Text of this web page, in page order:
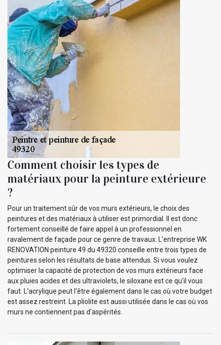
Comment choisir les types de
matériaux pour la peinture extérieure
?
Pour un traitement sûr de vos murs extérieurs, le choix des
peintures et des matériaux à utiliser est primordial. Il est donc
fortement conseillé de faire appel à un professionnel en
ravalement de façade pour ce genre de travaux. L'entreprise WK
RENOVATION peinture 49 du 49320 conseille entre trois types de
peintures selon les résultats de base attendus. Si vous voulez
optimiser la capacité de protection de vos murs extérieurs face
aux pluies acides et des ultraviolets, le siloxane est ce qu'il vous
faut. L'acrylique peut l'être également dans le cas où votre budget
est assez restreint. La pliolite est aussi utilisée dans le cas où vos
murs ne contiennent pas d'aspérités.